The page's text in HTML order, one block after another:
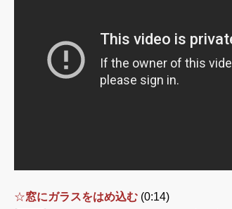
☆窓にガラスをはめ込む (0:14)